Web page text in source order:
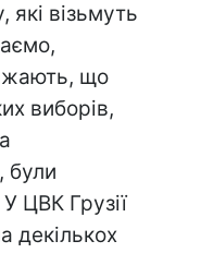
які візьмуть
що
виборів,
були
ЦВК Грузії
декількох